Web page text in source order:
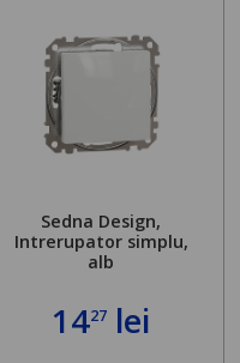
Sedna Design,
Intrerupator simplu,
alb
1427 lei